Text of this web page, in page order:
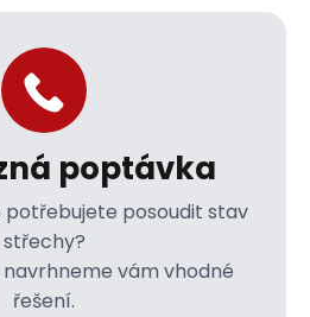
poptávka
posoudit stav
střechy?
vám vhodné
řešení.